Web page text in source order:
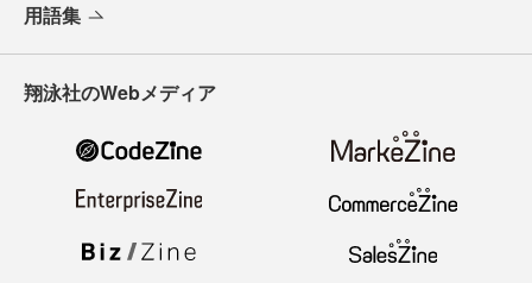
用語集
翔泳社のWebメディア